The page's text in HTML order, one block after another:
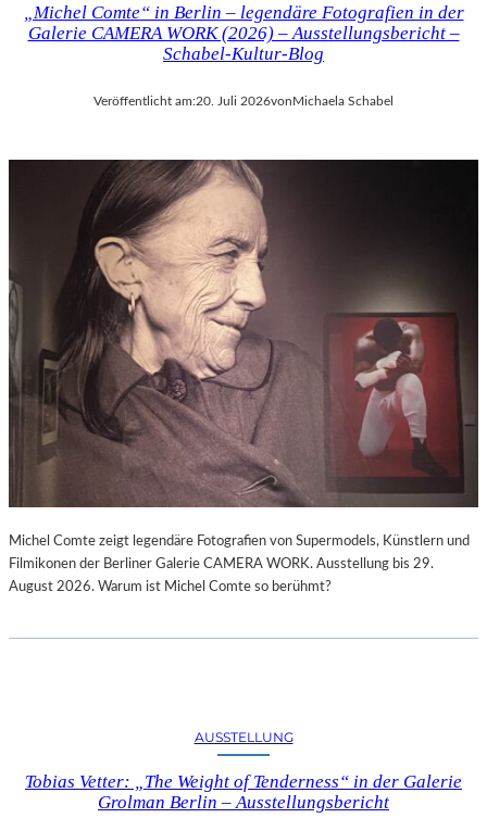
„Michel Comte“ in Berlin – legendäre Fotografien in der
Galerie CAMERA WORK (2026) – Ausstellungsbericht –
Schabel-Kultur-Blog
Veröffentlicht am:20. Juli 2026vonMichaela Schabel
Michel Comte zeigt legendäre Fotografien von Supermodels, Künstlern und
Filmikonen der Berliner Galerie CAMERA WORK. Ausstellung bis 29.
August 2026. Warum ist Michel Comte so berühmt?
AUSSTELLUNG
Tobias Vetter: „The Weight of Tenderness“ in der Galerie
Grolman Berlin – Ausstellungsbericht